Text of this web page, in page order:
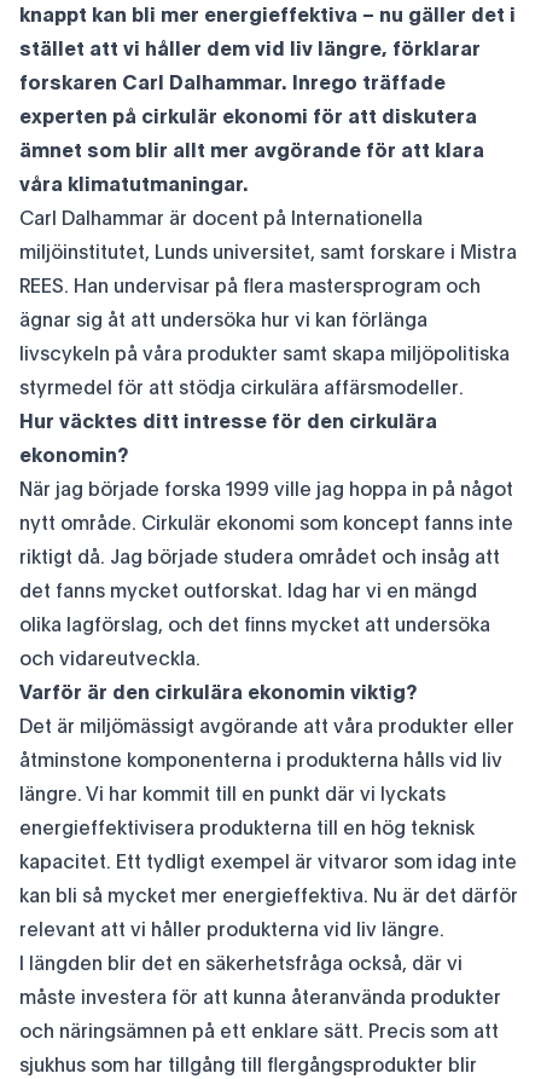
knappt kan bli mer energieffektiva – nu gäller det i
stället att vi håller dem vid liv längre, förklarar
forskaren Carl Dalhammar. Inrego träffade
experten på cirkulär ekonomi för att diskutera
ämnet som blir allt mer avgörande för att klara
våra klimatutmaningar.
Carl Dalhammar är docent på Internationella
miljöinstitutet, Lunds universitet, samt forskare i Mistra
REES. Han undervisar på flera mastersprogram och
ägnar sig åt att undersöka hur vi kan förlänga
livscykeln på våra produkter samt skapa miljöpolitiska
styrmedel för att stödja cirkulära affärsmodeller.
Hur väcktes ditt intresse för den cirkulära
ekonomin?
När jag började forska 1999 ville jag hoppa in på något
nytt område. Cirkulär ekonomi som koncept fanns inte
riktigt då. Jag började studera området och insåg att
det fanns mycket outforskat. Idag har vi en mängd
olika lagförslag, och det finns mycket att undersöka
och vidareutveckla.
Varför är den cirkulära ekonomin viktig?
Det är miljömässigt avgörande att våra produkter eller
åtminstone komponenterna i produkterna hålls vid liv
längre. Vi har kommit till en punkt där vi lyckats
energieffektivisera produkterna till en hög teknisk
kapacitet. Ett tydligt exempel är vitvaror som idag inte
kan bli så mycket mer energieffektiva. Nu är det därför
relevant att vi håller produkterna vid liv längre.
I längden blir det en säkerhetsfråga också, där vi
måste investera för att kunna återanvända produkter
och näringsämnen på ett enklare sätt. Precis som att
sjukhus som har tillgång till flergångsprodukter blir